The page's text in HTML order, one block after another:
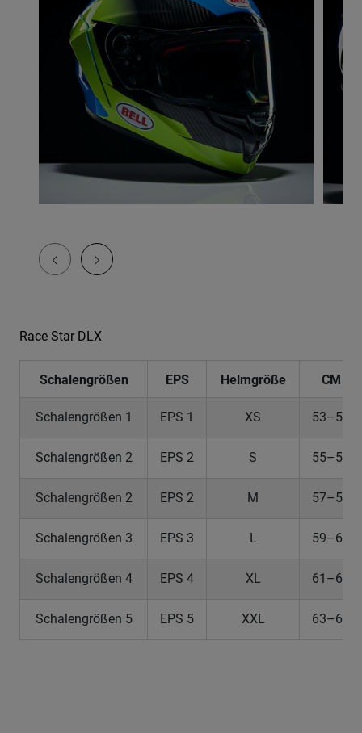
Race Star DLX
Schalengrößen EPS Helmgröße CM
Schalengrößen 1 EPS 1 XS 53–54
Schalengrößen 2 EPS 2 S 55–56
Schalengrößen 2 EPS 2 M 57–58
Schalengrößen 3 EPS 3 L 59–60
Schalengrößen 4 EPS 4 XL 61–62
Schalengrößen 5 EPS 5 XXL 63–64